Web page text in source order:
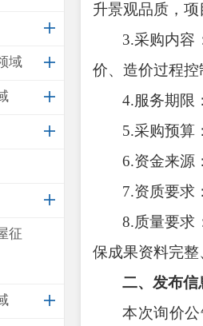
域
征
升景观品质，
3.采购内容
价、造价过程
4.服务期限
5.采购预算
6.资金来源
7.资质要求
8.质量要求
保成果资料完
二、发布信
本次询价